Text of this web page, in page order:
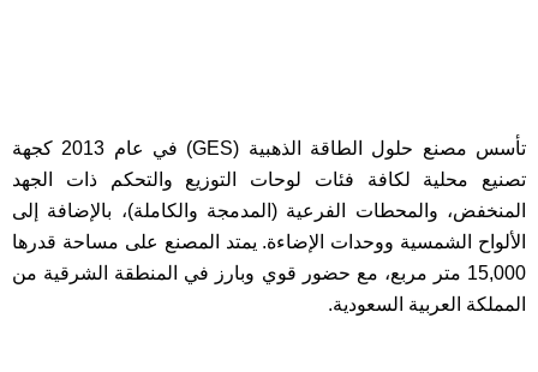
تأسس مصنع حلول الطاقة الذهبية (GES) في عام 2013 كجهة
تصنيع محلية لكافة فئات لوحات التوزيع والتحكم ذات الجهد
المنخفض، والمحطات الفرعية (المدمجة والكاملة)، بالإضافة إلى
الألواح الشمسية ووحدات الإضاءة. يمتد المصنع على مساحة قدرها
15,000 متر مربع، مع حضور قوي وبارز في المنطقة الشرقية من
المملكة العربية السعودية.